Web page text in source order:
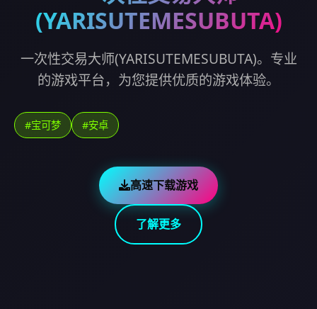
(YARISUTEMESUBUTA)
一次性交易大师(YARISUTEMESUBUTA)。专业
的游戏平台，为您提供优质的游戏体验。
#宝可梦 #安卓
高速下载游戏
了解更多